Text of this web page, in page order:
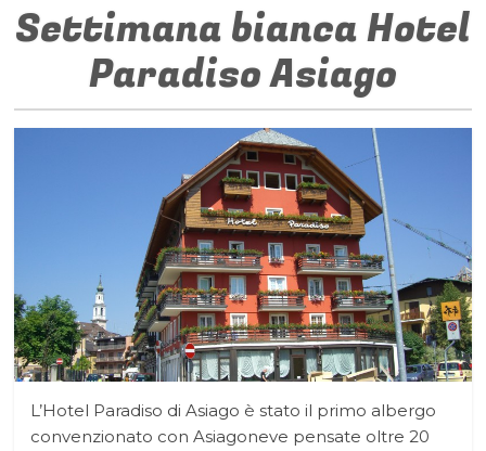
Settimana bianca Hotel
Paradiso Asiago
L’Hotel Paradiso di Asiago è stato il primo albergo
convenzionato con Asiagoneve pensate oltre 20